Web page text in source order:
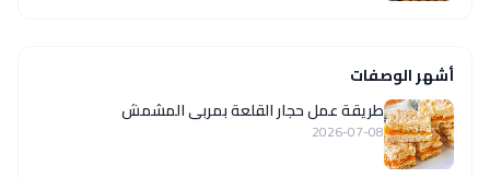
أشهر الوصفات
طريقة عمل حجار القلعة بمربى المشمش
2026-07-08